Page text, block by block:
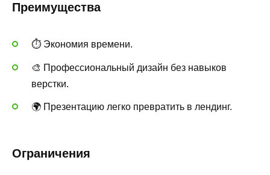
Преимущества
⏱ Экономия времени.
🎨 Профессиональный дизайн без навыков
верстки.
🌍 Презентацию легко превратить в лендинг.
Ограничения